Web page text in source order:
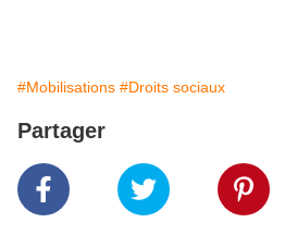
#Mobilisations #Droits sociaux
Partager